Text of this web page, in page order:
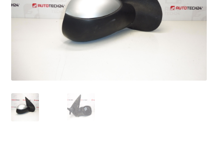
Můj účet
Platby